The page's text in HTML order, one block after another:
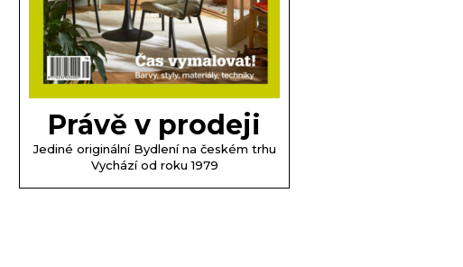
Právě v prodeji
Jediné originální Bydlení na českém trhu
Vychází od roku 1979